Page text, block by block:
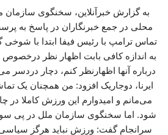
به گزارش خبرآنلاین، سخنگوی سازمان
محلی در جمع خبرنگاران در پاسخ به
تماس ترامپ با رئیس فیفا ابتدا با
به اندازه کافی بابت اظهار نظر
درباره‌ آنها اظهارنظر کنم، دچار دردسر
ایرنا، دوجاریک افزود: من همچنان یک
می‌مانم و امیدوارم این ورزش کاملا در
شود. اما سخنگوی سازمان ملل در پی
سرانجام گفت: ورزش نباید هرگز